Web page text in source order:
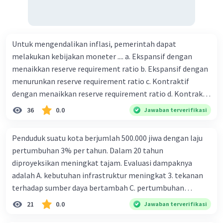
Untuk mengendalikan inflasi, pemerintah dapat
melakukan kebijakan moneter .... a. Ekspansif dengan
menaikkan reserve requirement ratio b. Ekspansif dengan
menurunkan reserve requirement ratio c. Kontraktif
dengan menaikkan reserve requirement ratio d. Kontraktif
dengan menurunkan reserve requirement ratio e.
Ekspansif dengan menaikkan tingkat diskonto Bila Bank
ceteris paribus maka .... a. Menimbulkan inflasi di mana
bentuk kurva jumlah uang beredar (penawaran uang) naik
dari kiri bawah ke kanan atas b. Menimbulkan deflasi di
mana bentuk kurva jumlah uang beredar (penawaran
uang) naik dari kiri bawah ke kanan atas c. Tingkat bunga
meningkat di mana bentuk kurva jumlah uang beredar
36 0.0 Jawaban terverifikasi
Penduduk suatu kota berjumlah 500.000 jiwa dengan laju
pertumbuhan 3% per tahun. Dalam 20 tahun
diproyeksikan meningkat tajam. Evaluasi dampaknya
adalah A. kebutuhan infrastruktur meningkat 3. tekanan
terhadap sumber daya bertambah C. pertumbuhan
eksponensial berdampak jangka panjang D. tidak
memengaruhi tata ruang E. proyeksi penduduk penting
21 0.0 Jawaban terverifikasi